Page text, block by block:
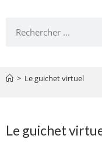
> Le guichet virtuel
Le guichet